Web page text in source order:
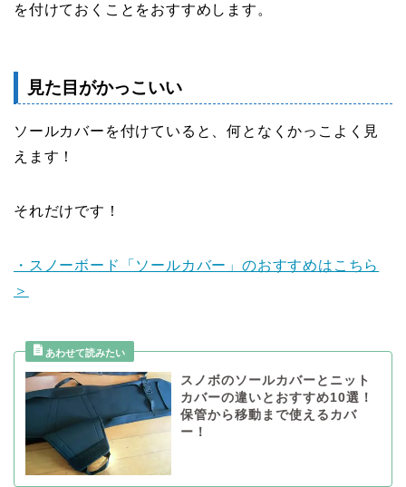
を付けておくことをおすすめします。
見た目がかっこいい
ソールカバーを付けていると、何となくかっこよく見
えます！
それだけです！
・スノーボード「ソールカバー」のおすすめはこちら
＞
スノボのソールカバーとニット
カバーの違いとおすすめ10選！
保管から移動まで使えるカバ
ー！